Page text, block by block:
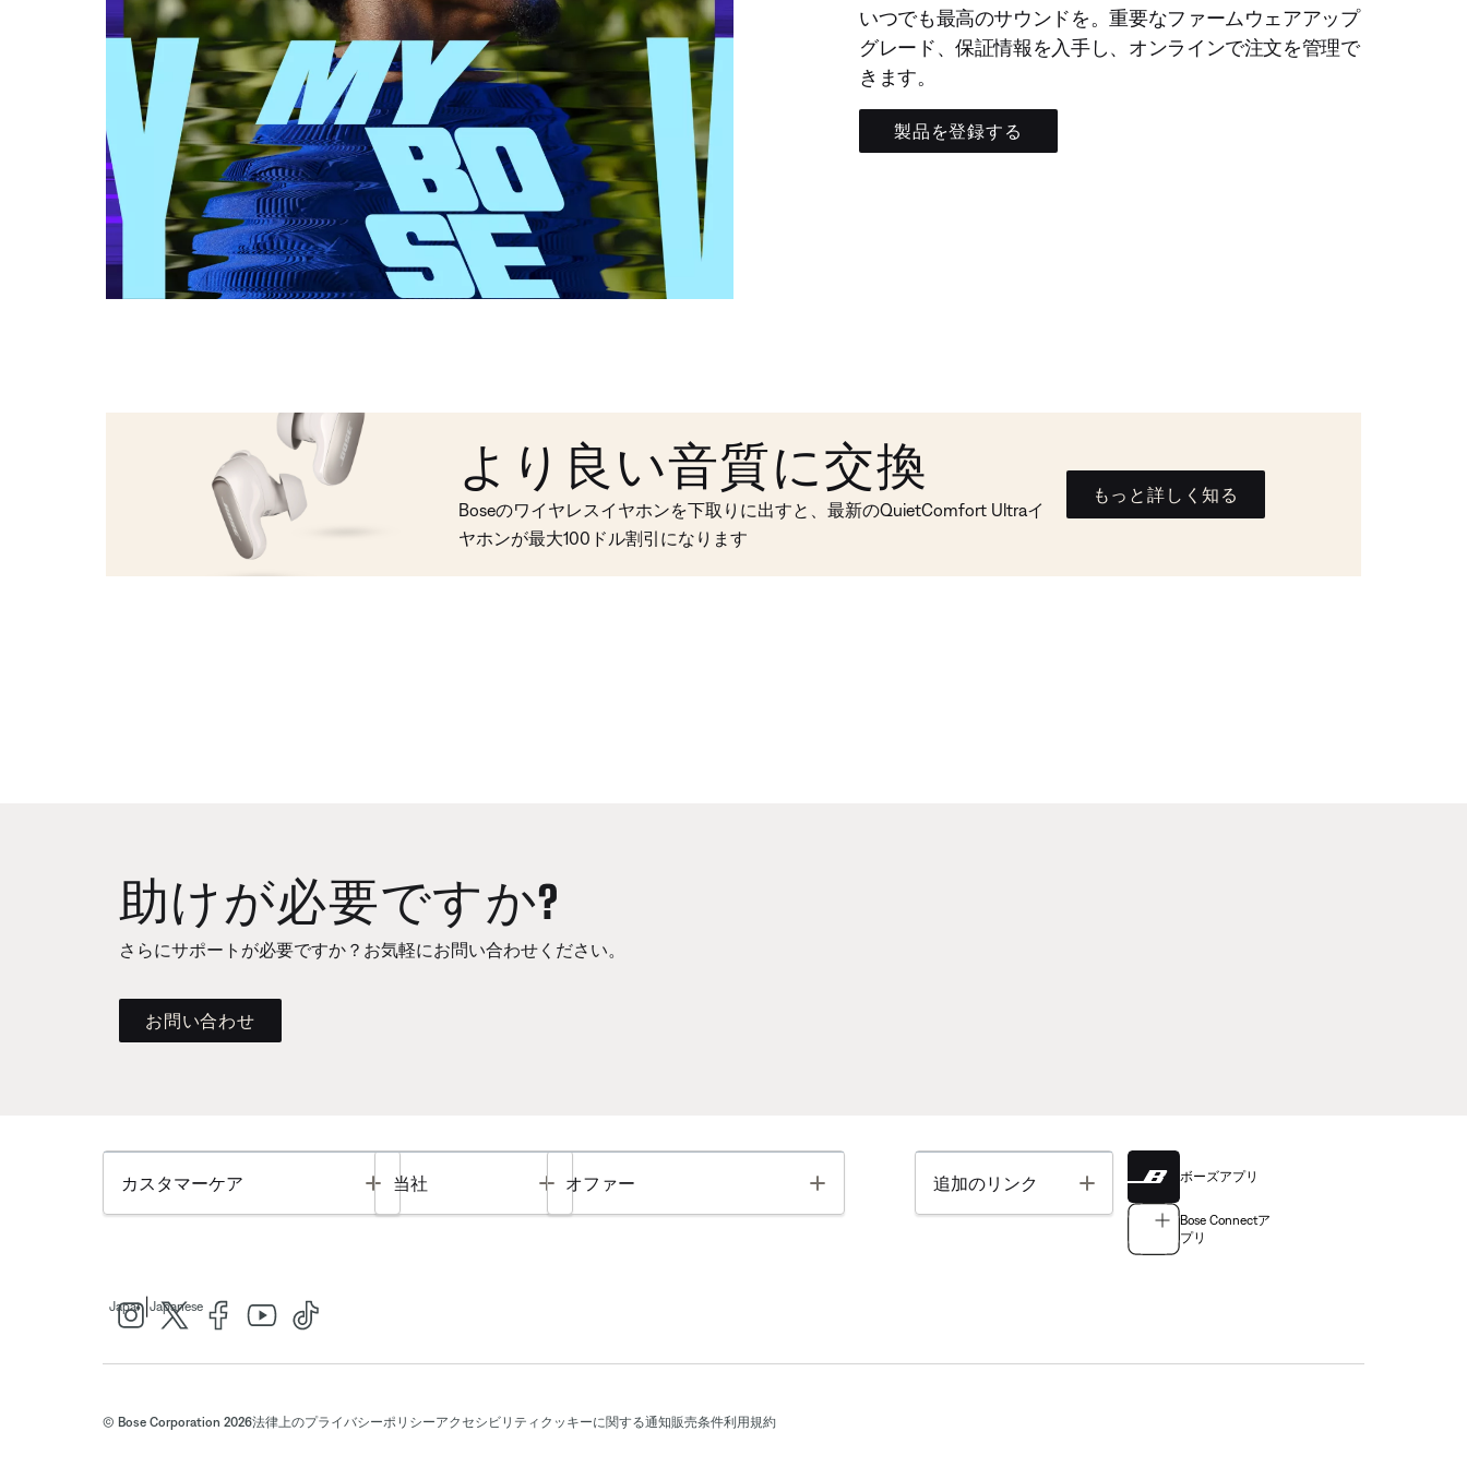
いつでも最高のサウンドを。重要なファームウェアアップ
グレード、保証情報を入手し、オンラインで注文を管理で
きます。
製品を登録する
より良い音質に交換
Boseのワイヤレスイヤホンを下取りに出すと、最新のQuietComfort Ultraイ
ヤホンが最大100ドル割引になります
もっと詳しく知る
助けが必要ですか?
さらにサポートが必要ですか？お気軽にお問い合わせください。
お問い合わせ
カスタマーケア Toggle
当社 Toggle
オファー Toggle 追加のリンク Toggle ボーズアプリ
Bose Connectア
プリ
Japan Japanese
© Bose Corporation 2026法律上のプライバシーポリシーアクセシビリティ クッキーに関する通知販売条件利用規約